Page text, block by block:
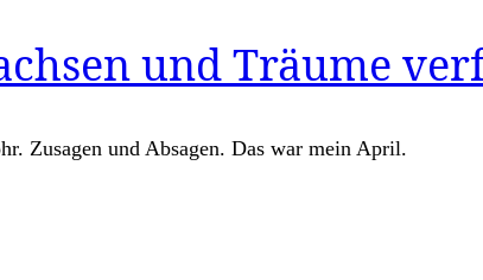
und Träume
Zusagen und Absagen. Das war mein April.